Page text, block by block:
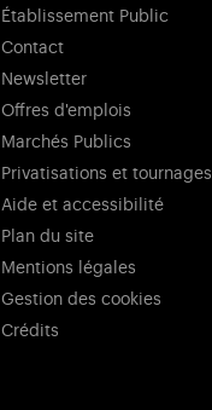
Établissement Public
Contact
Newsletter
Offres d'emplois
Marchés Publics
Privatisations et tournages
Aide et accessibilité
Plan du site
Mentions légales
Gestion des cookies
Crédits